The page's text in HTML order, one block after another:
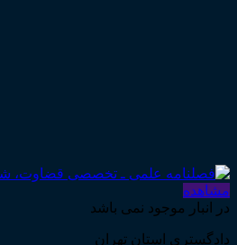
مشاهده
در انبار موجود نمی باشد
دادگستری استان تهران